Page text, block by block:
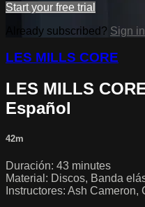
Start your free trial
Already subscribed? Sign in
LES MILLS CORE
LES MILLS
Español
42m
Duración: 43 minutes
Material: Discos, Banda
Instructores: Ash Cameron,